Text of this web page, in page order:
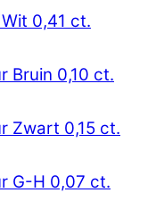
0,41 ct.
Bruin 0,10 ct.
Zwart 0,15 ct.
G-H 0,07 ct.